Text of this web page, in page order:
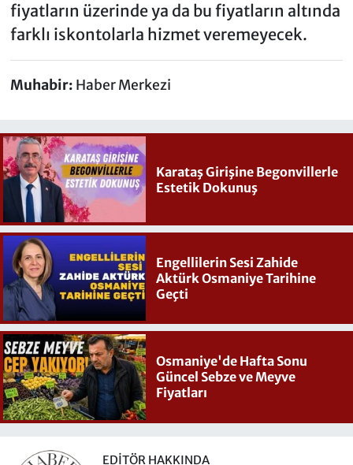
fiyatların üzerinde ya da bu fiyatların altında
farklı iskontolarla hizmet veremeyecek.
Muhabir: Haber Merkezi
Karataş Girişine Begonvillerle
Estetik Dokunuş
Engellilerin Sesi Zahide
Aktürk Osmaniye Tarihine
Geçti
Osmaniye'de Hafta Sonu
Güncel Sebze ve Meyve
Fiyatları
EDITÖR HAKKINDA